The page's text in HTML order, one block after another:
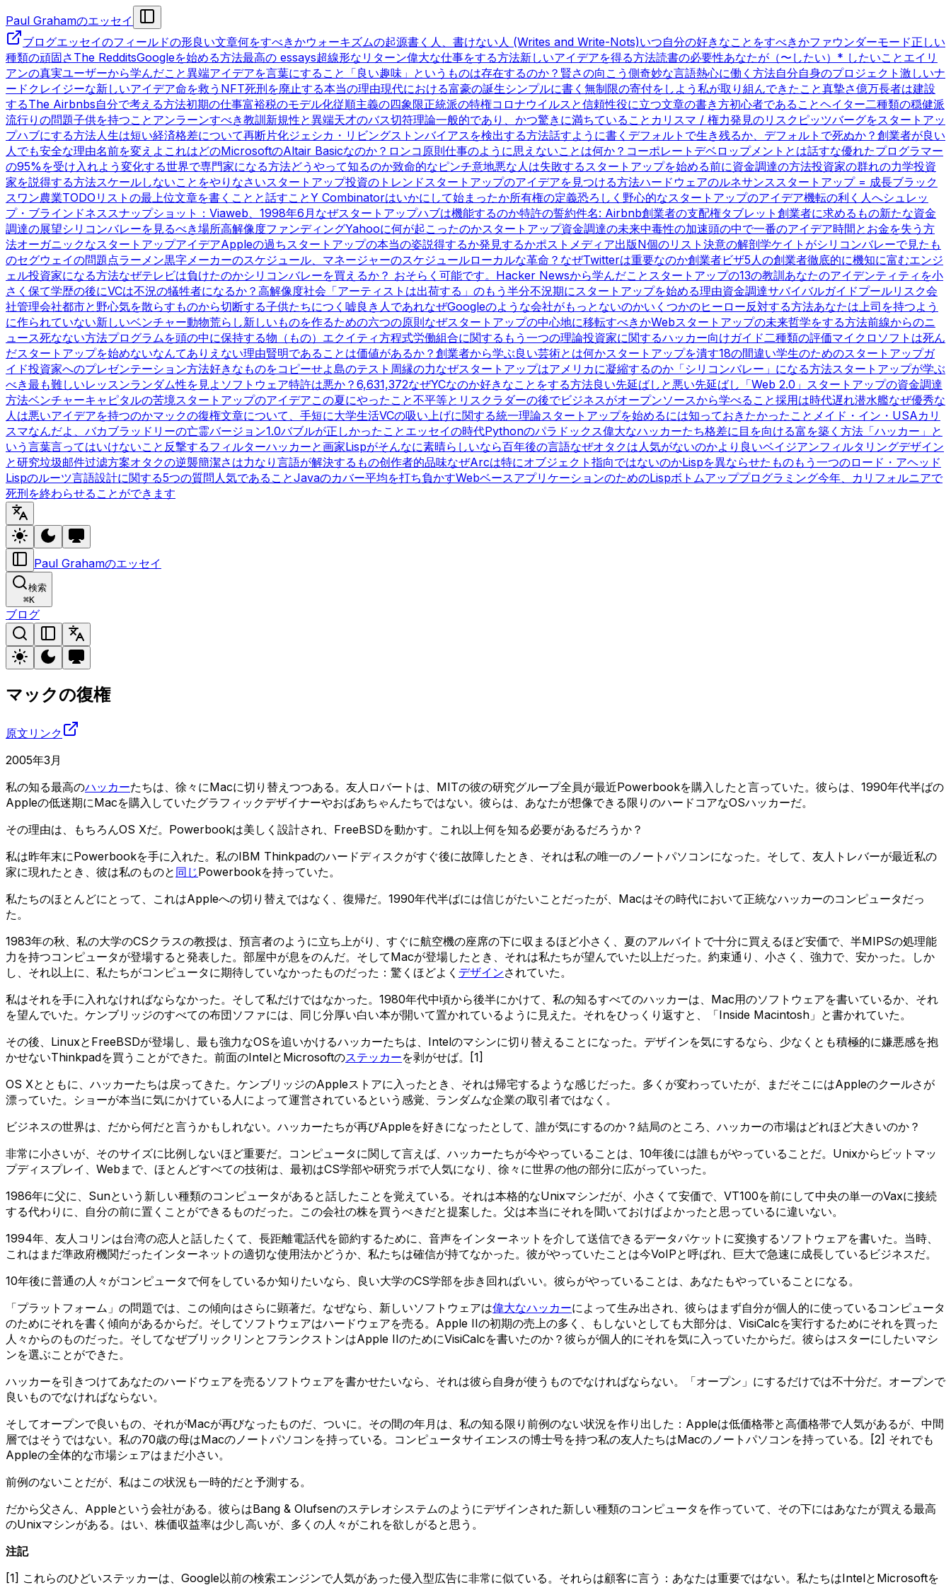
Paul Grahamのエッセイ
ブログエッセイのフィールドの形良い文章何をすべきかウォーキズムの起源書く人、書けない人 (Writes and Write-Nots)いつ自分の好きなことをすべきかファウンダーモード正しい
種類の頑固さ The RedditsGoogleを始める方法最高の essays超線形なリターン偉大な仕事をする方法新しいアイデアを得る方法読書の必要性あなたが（〜したい）* したいこと エイリ
アンの真実ユーザーから学んだこと異端アイデアを言葉にすること 「良い趣味」というものは存在するのか？ 賢さの向こう側奇妙な言語熱心に働く方法自分自身のプロジェクト 激しいナ
ード クレイジーな新しいアイデア命を救うNFT死刑を廃止する本当の理由現代における富豪の誕生シンプルに書く 無制限の寄付をしよう 私が取り組んできたこと真摯さ億万長者は建設
するThe Airbnbs自分で考える方法初期の仕事富裕税のモデル化従順主義の四象限正統派の特権コロナウイルスと信頼性役に立つ文章の書き方初心者であることヘイター二種類の穏健派
流行りの問題子供を持つこと アンラーンすべき教訓 新規性と異端天才のバス切符理論一般的であり、かつ驚きに満ちていること カリスマ / 権力発見のリスク ピッツバーグをスタートアッ
プハブにする方法人生は短い経済格差について再断片化ジェシカ・リビングストンバイアスを検出する方法話すように書く デフォルトで生き残るか、デフォルトで死ぬか？ 創業者が良い
人でも安全な理由名前を変えよ これはどのMicrosoftのAltair Basicなのか？ ロンコ原則仕事のように思えないことは何か？ コーポレートデベロップメントとは話すな優れたプログラマー
の95%を受け入れよう 変化する世界で専門家になる方法どうやって知るのか致命的なピンチ意地悪な人は失敗するスタートアップを始める前に資金調達の方法投資家の群れの力学投資
家を説得する方法スケールしないことをやりなさいスタートアップ投資のトレンドスタートアップのアイデアを見つける方法ハードウェアのルネサンススタートアップ = 成長ブラック
スワン農業TODOリストの最上位文章を書くことと話すことY Combinatorはいかにして始まったか所有権の定義恐ろしく野心的なスタートアップのアイデア機転の利く人へシュレッ
プ・ブラインドネススナップショット：Viaweb、1998年6月 なぜスタートアップハブは機能するのか特許の誓約件名: Airbnb創業者の支配権タブレット 創業者に求めるもの新たな資金
調達の展望シリコンバレーを見るべき場所高解像度ファンディングYahooに何が起こったのかスタートアップ資金調達の未来中毒性の加速頭の中で一番のアイデア時間とお金を失う方
法オーガニックなスタートアップアイデアAppleの過ちスタートアップの本当の姿説得するか発見するかポストメディア出版N個のリスト 決意の解剖学ケイトがシリコンバレーで見たも
のセグウェイの問題点ラーメン黒字メーカーのスケジュール、マネージャーのスケジュールローカルな革命？ なぜTwitterは重要なのか創業者ビザ5人の創業者徹底的に機知に富むエンジ
ェル投資家になる方法なぜテレビは負けたのかシリコンバレーを買えるか？ おそらく可能です。 Hacker Newsから学んだこと スタートアップの13の教訓 あなたのアイデンティティを小
さく保て学歴の後にVCは不況の犠牲者になるか？ 高解像度社会 「アーティストは出荷する」のもう半分不況期にスタートアップを始める理由資金調達サバイバルガイドプールリスク会
社管理会社都市と野心気を散らすものから切断する子供たちにつく嘘良き人であれなぜGoogleのような会社がもっとないのかいくつかのヒーロー反対する方法あなたは上司を持つよう
に作られていない新しいベンチャー動物荒らし新しいものを作るための六つの原則なぜスタートアップの中心地に移転すべきかWebスタートアップの未来哲学をする方法前線からのニ
ュース死なない方法プログラムを頭の中に保持する物（もの） エクイティ方程式労働組合に関するもう一つの理論投資家に関するハッカー向けガイド二種類の評価マイクロソフトは死ん
だスタートアップを始めないなんてありえない理由賢明であることは価値があるか？ 創業者から学ぶ良い芸術とは何かスタートアップを潰す18の間違い学生のためのスタートアップガ
イド投資家へのプレゼンテーション方法好きなものをコピーせよ島のテスト 周縁の力なぜスタートアップはアメリカに凝縮するのか 「シリコンバレー」になる方法スタートアップが学ぶ
べき最も難しいレッスンランダム性を見よ ソフトウェア特許は悪か？ 6,631,372なぜYCなのか好きなことをする方法良い先延ばしと悪い先延ばし 「Web 2.0」 スタートアップの資金調達
方法ベンチャーキャピタルの苦境スタートアップのアイデアこの夏にやったこと不平等とリスクラダーの後でビジネスがオープンソースから学べること採用は時代遅れ潜水艦なぜ優秀な
人は悪いアイデアを持つのかマックの復権文章について、手短に大学生活VCの吸い上げに関する統一理論スタートアップを始めるには知っておきたかったこと メイド・イン・USAカリ
スマなんだよ、バカブラッドリーの亡霊バージョン1.0バブルが正しかったこと エッセイの時代Pythonのパラドックス偉大なハッカーたち格差に目を向ける富を築く方法 「ハッカー」と
いう言葉言ってはいけないこと 反撃するフィルターハッカーと画家Lispがそんなに素晴らしいなら百年後の言語なぜオタクは人気がないのかより良いベイジアンフィルタリングデザイン
と研究垃圾邮件过滤方案オタクの逆襲簡潔さは力なり 言語が解決するもの创作者的品味なぜArcは特にオブジェクト指向ではないのかLispを異ならせたものもう一つのロード・アヘッド
Lispのルーツ言語設計に関する5つの質問人気であることJavaのカバー平均を打ち負かすWebベースアプリケーションのためのLispボトムアッププログラミング今年、カリフォルニアで
死刑を終わらせることができます
Paul Grahamのエッセイ
検索
⌘K
ブログ
マックの復権
原文リンク
2005年3月
私の知る最高のハッカーたちは、徐々にMacに切り替えつつある。友人ロバートは、MITの彼の研究グループ全員が最近Powerbookを購入したと言っていた。彼らは、1990年代半ばの
Appleの低迷期にMacを購入していたグラフィックデザイナーやおばあちゃんたちではない。彼らは、あなたが想像できる限りのハードコアなOSハッカーだ。
その理由は、もちろんOS Xだ。Powerbookは美しく設計され、FreeBSDを動かす。これ以上何を知る必要があるだろうか？
私は昨年末にPowerbookを手に入れた。私のIBM Thinkpadのハードディスクがすぐ後に故障したとき、それは私の唯一のノートパソコンになった。そして、友人トレバーが最近私の
家に現れたとき、彼は私のものと 同じPowerbookを持っていた。
私たちのほとんどにとって、これはAppleへの切り替えではなく、復帰だ。1990年代半ばには信じがたいことだったが、Macはその時代において正統なハッカーのコンピュータだっ
た。
1983年の秋、私の大学のCSクラスの教授は、預言者のように立ち上がり、すぐに航空機の座席の下に収まるほど小さく、夏のアルバイトで十分に買えるほど安価で、半MIPSの処理能
力を持つコンピュータが登場すると発表した。部屋中が息をのんだ。そしてMacが登場したとき、それは私たちが望んでいた以上だった。約束通り、小さく、強力で、安かった。しか
し、それ以上に、私たちがコンピュータに期待していなかったものだった：驚くほどよく デザインされていた。
私はそれを手に入れなければならなかった。そして私だけではなかった。1980年代中頃から後半にかけて、私の知るすべてのハッカーは、Mac用のソフトウェアを書いているか、それ
を望んでいた。ケンブリッジのすべての布団ソファには、同じ分厚い白い本が開いて置かれているように見えた。それをひっくり返すと、「Inside Macintosh」と書かれていた。
その後、LinuxとFreeBSDが登場し、最も強力なOSを追いかけるハッカーたちは、Intelのマシンに切り替えることになった。デザインを気にするなら、少なくとも積極的に嫌悪感を抱
かせないThinkpadを買うことができた。前面のIntelとMicrosoftのステッカーを剥がせば。[1]
OS Xとともに、ハッカーたちは戻ってきた。ケンブリッジのAppleストアに入ったとき、それは帰宅するような感じだった。多くが変わっていたが、まだそこにはAppleのクールさが
漂っていた。ショーが本当に気にかけている人によって運営されているという感覚、ランダムな企業の取引者ではなく。
ビジネスの世界は、だから何だと言うかもしれない。ハッカーたちが再びAppleを好きになったとして、誰が気にするのか？結局のところ、ハッカーの市場はどれほど大きいのか？
非常に小さいが、そのサイズに比例しないほど重要だ。コンピュータに関して言えば、ハッカーたちが今やっていることは、10年後には誰もがやっていることだ。Unixからビットマッ
プディスプレイ、Webまで、ほとんどすべての技術は、最初はCS学部や研究ラボで人気になり、徐々に世界の他の部分に広がっていった。
1986年に父に、Sunという新しい種類のコンピュータがあると話したことを覚えている。それは本格的なUnixマシンだが、小さくて安価で、VT100を前にして中央の単一のVaxに接続
する代わりに、自分の前に置くことができるものだった。この会社の株を買うべきだと提案した。父は本当にそれを聞いておけばよかったと思っているに違いない。
1994年、友人コリンは台湾の恋人と話したくて、長距離電話代を節約するために、音声をインターネットを介して送信できるデータパケットに変換するソフトウェアを書いた。当時、
これはまだ準政府機関だったインターネットの適切な使用法かどうか、私たちは確信が持てなかった。彼がやっていたことは今VoIPと呼ばれ、巨大で急速に成長しているビジネスだ。
10年後に普通の人々がコンピュータで何をしているか知りたいなら、良い大学のCS学部を歩き回ればいい。彼らがやっていることは、あなたもやっていることになる。
「プラットフォーム」の問題では、この傾向はさらに顕著だ。なぜなら、新しいソフトウェアは偉大なハッカーによって生み出され、彼らはまず自分が個人的に使っているコンピュータ
のためにそれを書く傾向があるからだ。そしてソフトウェアはハードウェアを売る。Apple IIの初期の売上の多く、もしないとしても大部分は、VisiCalcを実行するためにそれを買った
人々からのものだった。そしてなぜブリックリンとフランクストンはApple IIのためにVisiCalcを書いたのか？彼らが個人的にそれを気に入っていたからだ。彼らはスターにしたいマシ
ンを選ぶことができた。
ハッカーを引きつけてあなたのハードウェアを売るソフトウェアを書かせたいなら、それは彼ら自身が使うものでなければならない。「オープン」にするだけでは不十分だ。オープンで
良いものでなければならない。
そしてオープンで良いもの、それがMacが再びなったものだ、ついに。その間の年月は、私の知る限り前例のない状況を作り出した：Appleは低価格帯と高価格帯で人気があるが、中間
層ではそうではない。私の70歳の母はMacのノートパソコンを持っている。コンピュータサイエンスの博士号を持つ私の友人たちはMacのノートパソコンを持っている。[2] それでも
Appleの全体的な市場シェアはまだ小さい。
前例のないことだが、私はこの状況も一時的だと予測する。
だから父さん、Appleという会社がある。彼らはBang & Olufsenのステレオシステムのようにデザインされた新しい種類のコンピュータを作っていて、その下にはあなたが買える最高
のUnixマシンがある。はい、株価収益率は少し高いが、多くの人々がこれを欲しがると思う。
注記
[1] これらのひどいステッカーは、Google以前の検索エンジンで人気があった侵入型広告に非常に似ている。それらは顧客に言う：あなたは重要ではない。私たちはIntelとMicrosoftを